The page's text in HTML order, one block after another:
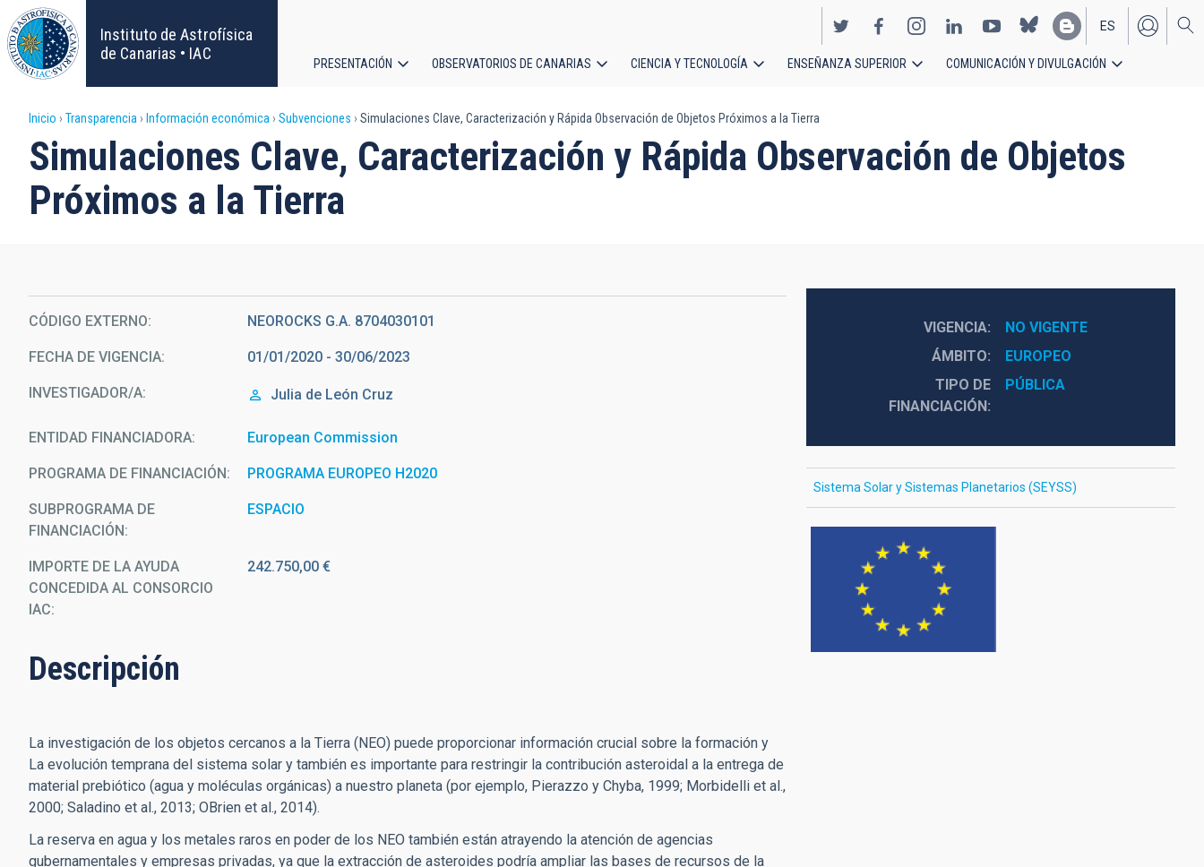
Pasar
al
contenido
principal
Instituto de Astrofísica
de Canarias • IAC
EN
ES
principal
PRESENTACIÓN OBSERVATORIOS DE CANARIAS CIENCIA Y TECNOLOGÍA ENSEÑANZA SUPERIOR COMUNICACIÓN Y DIVULGACIÓN
Sobrescribir
enlaces
de
a
la
navegación
Inicio Transparencia Información económica Subvenciones Simulaciones Clave, Caracterización y Rápida Observación de Objetos Próximos a la Tierra
Simulaciones Clave, Caracterización y Rápida Observación de Objetos
Próximos a la Tierra
CÓDIGO EXTERNO NEOROCKS G.A. 8704030101
FECHA DE VIGENCIA 01/01/2020 - 30/06/2023
INVESTIGADOR/A Julia de León Cruz
ENTIDAD FINANCIADORA European Commission
PROGRAMA DE FINANCIACIÓN PROGRAMA EUROPEO H2020
SUBPROGRAMA DE
FINANCIACIÓN
ESPACIO
IMPORTE DE LA AYUDA
CONCEDIDA AL CONSORCIO
IAC
242.750,00 €
Descripción
La investigación de los objetos cercanos a la Tierra (NEO) puede proporcionar información crucial sobre la formación y
La evolución temprana del sistema solar y también es importante para restringir la contribución asteroidal a la entrega de
material prebiótico (agua y moléculas orgánicas) a nuestro planeta (por ejemplo, Pierazzo y Chyba, 1999; Morbidelli et al.,
2000; Saladino et al., 2013; OBrien et al., 2014).
La reserva en agua y los metales raros en poder de los NEO también están atrayendo la atención de agencias
gubernamentales y empresas privadas, ya que la extracción de asteroides podría ampliar las bases de recursos de la
VIGENCIA
NO VIGENTE
ÁMBITO
EUROPEO
TIPO DE
FINANCIACIÓN
PÚBLICA
Sistema Solar y Sistemas Planetarios (SEYSS)